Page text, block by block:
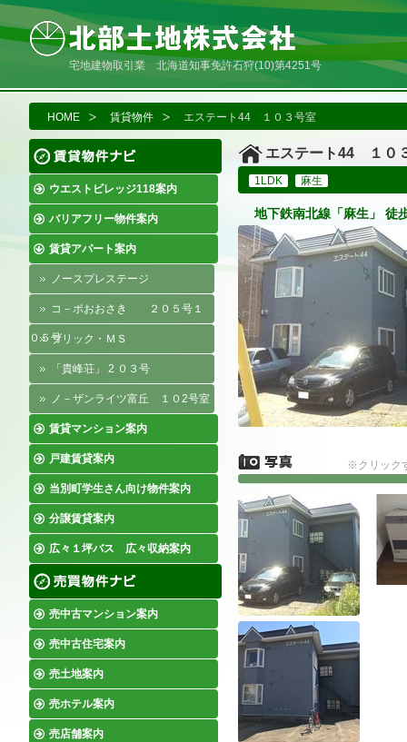
宅地建物取引業 北海道知事免許石狩(10)第4251号
HOME 賃貸物件 エステート44 １０３号室
ウエストビレッジ118案内
バリアフリー物件案内
賃貸アパート案内
ノースプレステージ
コ－ポおおさき ２０５号１
０５号ブリック・ＭＳ
「貴峰荘」 2 ０３号
ノ－ザンライツ富丘 １０2号室
賃貸マンション案内
戸建賃貸案内
当別町学生さん向け物件案内
分譲賃貸案内
広々１坪バス 広々収納案内
売中古マンション案内
売中古住宅案内
売土地案内
売ホテル案内
売店舗案内
エステート44 １０
1LDK 麻生
地下鉄南北線「麻生」 徒
※クリック